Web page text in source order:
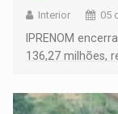
Interior 05
IPRENOM
136,27 milhões,